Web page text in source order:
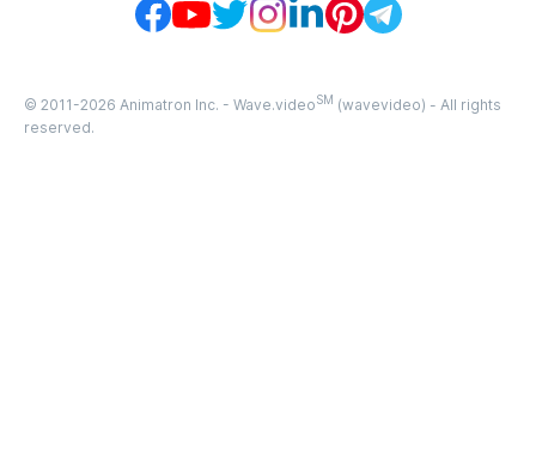
© 2011-2026 Animatron Inc. - Wave.videoSM (wavevideo) - All rights
reserved.